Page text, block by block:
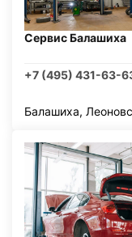
Сервис Балашиха
+7 (495) 431-63-
Балашиха,